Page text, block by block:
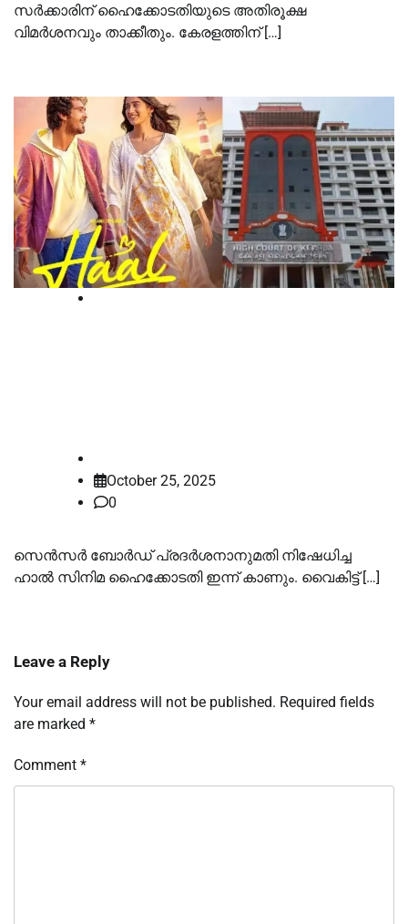
സര്‍ക്കാരിന് ഹൈക്കോടതിയുടെ അതിരൂക്ഷ
വിമര്‍ശനവും താക്കീതും. കേരളത്തിന് […]
October 25, 2025
0
സെൻസർ ബോർഡ് പ്രദർശനാനുമതി നിഷേധിച്ച
ഹാല്‍ സിനിമ ഹൈക്കോടതി ഇന്ന് കാണും. വൈകിട്ട് […]
Leave a Reply
Your email address will not be published. Required fields
are marked *
Comment *